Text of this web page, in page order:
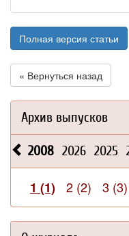
Полная версия статьи
« Вернуться назад
Архив выпусков
2008 2026 2025
1 (1) 2 (2) 3 (3)